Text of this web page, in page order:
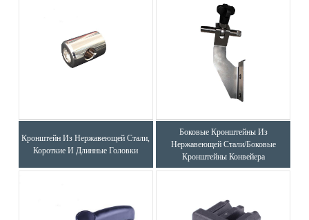
Кронштейн Из Нержавеющей Стали,
Короткие И Длинные Головки
Боковые Кронштейны Из
Нержавеющей Стали/боковые
Кронштейны Конвейера